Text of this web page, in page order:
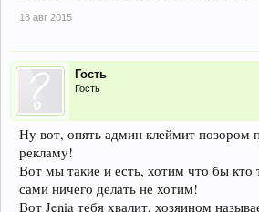
18 авг 2015
Гость
Гость
Ну вот, опять админ клеймит позором
рекламу!
Вот мы такие и есть, хотим что бы кто
сами ничего делать не хотим!
Вот Jenia тебя хвалит, хозяином